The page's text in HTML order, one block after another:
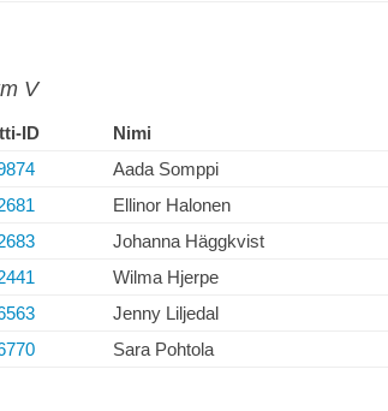
V
ID Nimi
Aada Somppi
Ellinor Halonen
Johanna Häggkvist
Wilma Hjerpe
Jenny Liljedal
Sara Pohtola